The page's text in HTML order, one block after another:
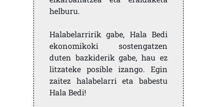
helburu.
Halabelarririk gabe, Hala Bedi
ekonomikoki sostengatzen
duten bazkiderik gabe, hau ez
litzateke posible izango. Egin
zaitez halabelarri eta babestu
Hala Bedi!